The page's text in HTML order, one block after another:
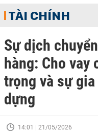
TÀI CHÍNH
Sự dịch
hàng: Cho vay
trọng và sự
dựng
14:01 | 21/05/2026